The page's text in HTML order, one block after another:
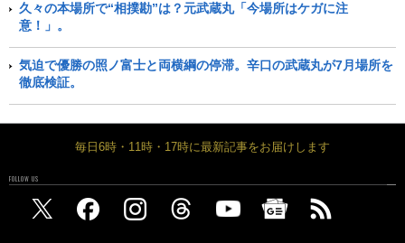
久々の本場所で“相撲勘”は？元武蔵丸「今場所はケガに注
意！」。
気迫で優勝の照ノ富士と両横綱の停滞。辛口の武蔵丸が7月場所を
徹底検証。
毎日6時・11時・17時に最新記事をお届けします
FOLLOW US